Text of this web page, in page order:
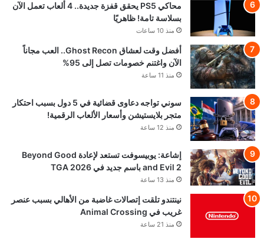
محاكي PS5 يحقق قفزة جديدة.. 4 ألعاب تعمل الآن
بسلاسة تامة! ظاهريًا
منذ 10 ساعات
أفضل وقت لعشاق Ghost Recon.. العب مجاناً
الآن واغتنم خصومات تصل إلى 95%
منذ 11 ساعة
سوني تواجه دعاوى قضائية في 5 دول بسبب احتكار
متجر بلايستيشن وأسعار الألعاب الرقمية!
منذ 12 ساعة
إشاعة: يوبيسوفت تستعد لإعادة Beyond Good
and Evil 2 باسم جديد في TGA 2026
منذ 13 ساعة
نينتندو تلقت إتصالات غاضبة من الأهالي بسبب عنصر
غريب في Animal Crossing
منذ 21 ساعة